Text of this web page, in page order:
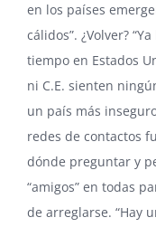
en los países
cálidos”. ¿Volver?
tiempo en Estados
ni C.E. sienten
un país más
redes de contactos
dónde preguntar y
“amigos” en todas
de arreglarse. “Hay